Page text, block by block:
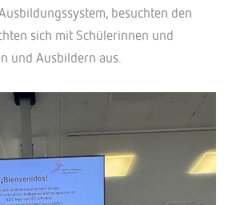
besuchten den
sich mit Schülerinnen und
und Ausbildern aus.